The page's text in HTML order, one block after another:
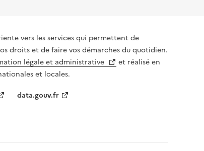
vers les services qui permettent de
droits et de faire vos démarches du quotidien.
légale et administrative
et réalisé en
et locales.
data.gouv.fr